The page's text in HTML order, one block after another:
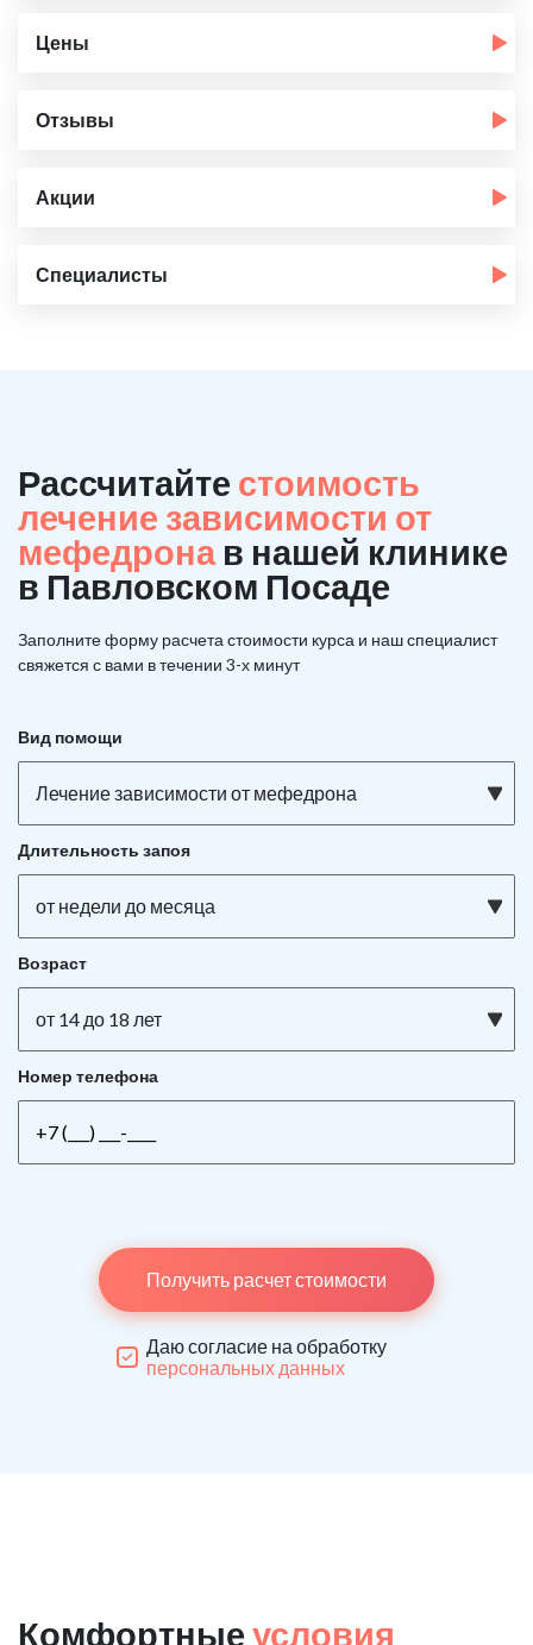
Цены
Отзывы
Акции
Специалисты
Рассчитайте стоимость
лечение зависимости от
мефедрона в нашей клинике
в Павловском Посаде
Заполните форму расчета стоимости курса и наш специалист
свяжется с вами в течении 3-х минут
Вид помощи
Лечение зависимости от мефедрона
Длительность запоя
от недели до месяца
Возраст
от 14 до 18 лет
Номер телефона
Получить расчет стоимости
Даю согласие на обработку
персональных данных
Комфортные условия